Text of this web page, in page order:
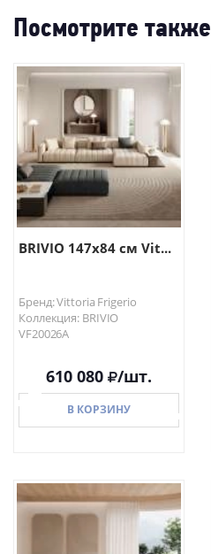
Посмотрите также
BRIVIO 147х84 см Vit...
Бренд: Vittoria Frigerio
Коллекция: BRIVIO
VF20026A
610 080 /шт.
В КОРЗИНУ
В КОРЗИНУ